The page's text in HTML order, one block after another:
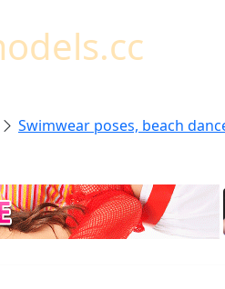
Swimwear poses, beach